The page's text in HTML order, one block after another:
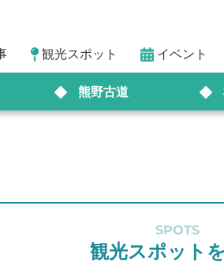
観光スポット イベント
熊野古道
SPOTS
観光スポット